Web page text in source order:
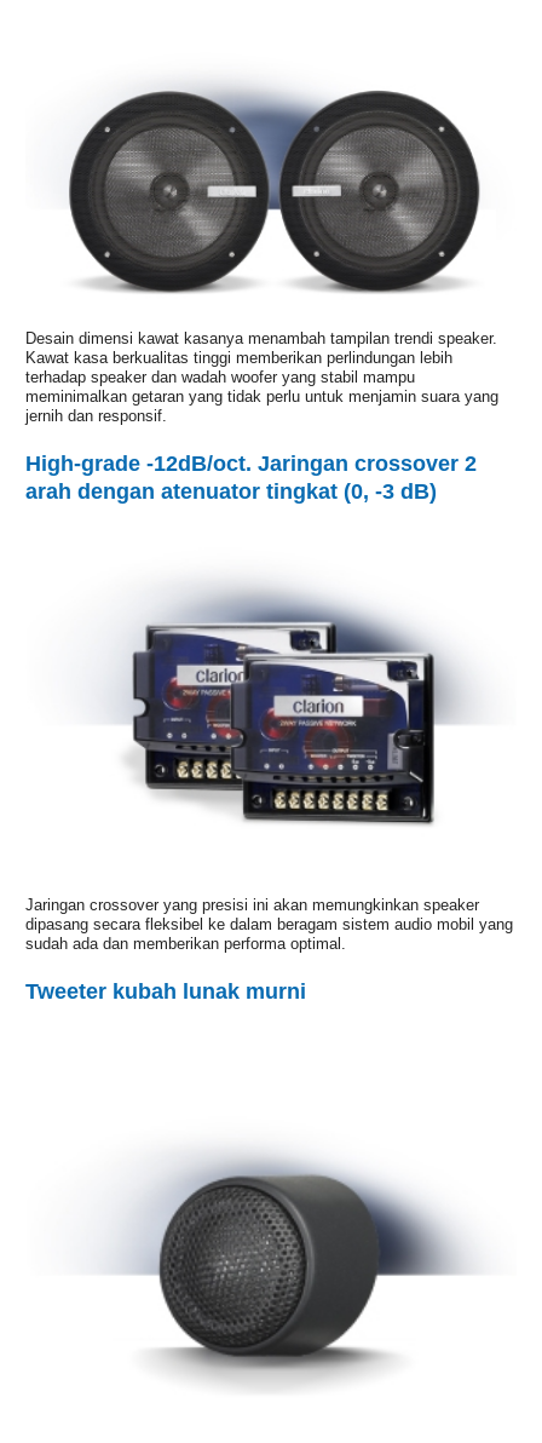
Desain dimensi kawat kasanya menambah tampilan trendi speaker.
Kawat kasa berkualitas tinggi memberikan perlindungan lebih
terhadap speaker dan wadah woofer yang stabil mampu
meminimalkan getaran yang tidak perlu untuk menjamin suara yang
jernih dan responsif.
High-grade -12dB/oct. Jaringan crossover 2
arah dengan atenuator tingkat (0, -3 dB)
Jaringan crossover yang presisi ini akan memungkinkan speaker
dipasang secara fleksibel ke dalam beragam sistem audio mobil yang
sudah ada dan memberikan performa optimal.
Tweeter kubah lunak murni